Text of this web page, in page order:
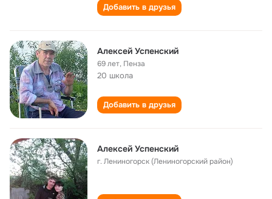
Добавить в друзья
Алексей Успенский
69 лет, Пенза
20 школа
Добавить в друзья
Алексей Успенский
г. Лениногорск (Лениногорский район)